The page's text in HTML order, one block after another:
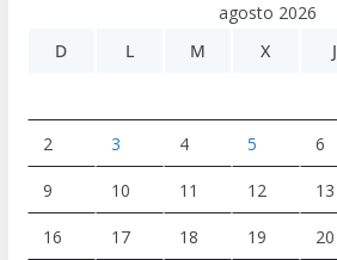
agosto 2026
D
L M X J
2 3 4 5 6
9 10 11 12 13
16 17 18 19 20